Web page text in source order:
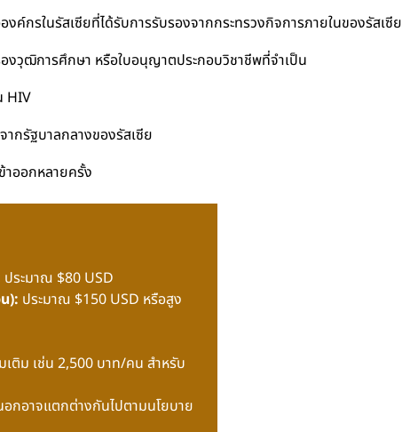
กรในรัสเซียที่ได้รับการรับรองจากกระทรวงกิจการภายในของรัสเซีย
งวุฒิการศึกษา หรือใบอนุญาตประกอบวิชาชีพที่จำเป็น
HIV
กรัฐบาลกลางของรัสเซีย
าออกหลายครั้ง
ประมาณ $80 USD
): ประมาณ $150 USD หรือสูง
เติม เช่น 2,500 บาท/คน สำหรับ
กอาจแตกต่างกันไปตามนโยบาย